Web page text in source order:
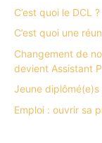
C’est quoi le DCL ?
C’est quoi une
Changement de
devient Assistant
Jeune diplômé(e)s
Emploi : ouvrir sa